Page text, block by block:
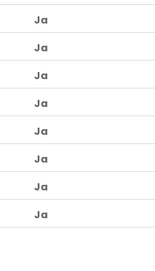
Ja
Ja
Ja
Ja
Ja
Ja
Ja
Ja